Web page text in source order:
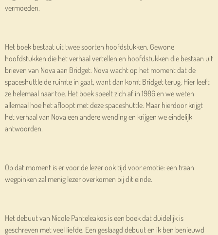
vermoeden.
Het boek bestaat uit twee soorten hoofdstukken. Gewone
hoofdstukken die het verhaal vertellen en hoofdstukken die bestaan uit
brieven van Nova aan Bridget. Nova wacht op het moment dat de
spaceshuttle de ruimte in gaat, want dan komt Bridget terug. Hier leeft
ze helemaal naar toe. Het boek speelt zich af in 1986 en we weten
allemaal hoe het afloopt met deze spaceshuttle. Maar hierdoor krijgt
het verhaal van Nova een andere wending en krijgen we eindelijk
antwoorden.
Op dat moment is er voor de lezer ook tijd voor emotie: een traan
wegpinken zal menig lezer overkomen bij dit einde.
Het debuut van Nicole Panteleakos is een boek dat duidelijk is
geschreven met veel liefde. Een geslaagd debuut en ik ben benieuwd